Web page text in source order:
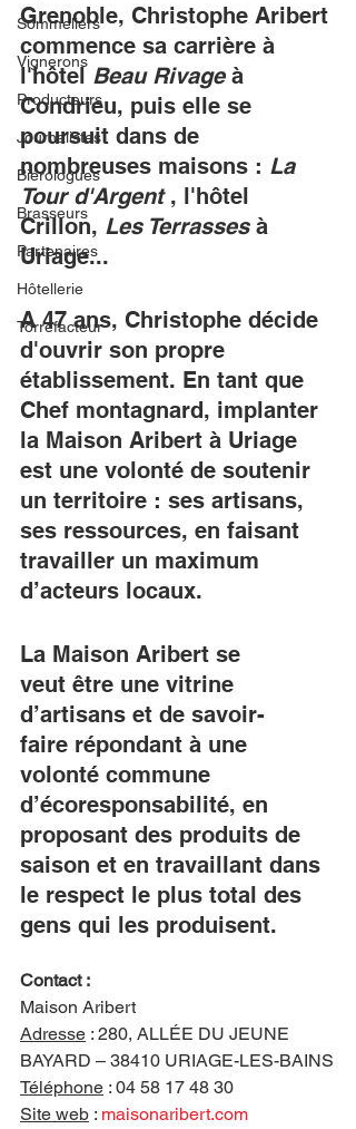
Sommeliers
Vignerons
Producteurs
Journalistes
Biérologues
Brasseurs
Partenaires
Hôtellerie
Torrefacteur
Grenoble, Christophe Aribert
commence sa carrière à
l'hôtel Beau Rivage à
Condrieu, puis elle se
poursuit dans de
nombreuses maisons : La
Tour d'Argent , l'hôtel
Crillon, Les Terrasses à
Uriage...
A 47 ans, Christophe décide
d'ouvrir son propre
établissement. En tant que
Chef montagnard, implanter
la Maison Aribert à Uriage
est une volonté de soutenir
un territoire : ses artisans,
ses ressources, en faisant
travailler un maximum
d’acteurs locaux.
La Maison Aribert se
veut être une vitrine
d’artisans et de savoir-
faire répondant à une
volonté commune
d’écoresponsabilité, en
proposant des produits de
saison et en travaillant dans
le respect le plus total des
gens qui les produisent.
Contact :
Maison Aribert
Adresse : 280, ALLÉE DU JEUNE
BAYARD – 38410 URIAGE-LES-BAINS
Téléphone : 04 58 17 48 30
Site web : maisonaribert.com